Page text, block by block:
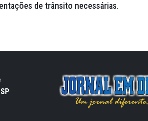
de trânsito necessárias.